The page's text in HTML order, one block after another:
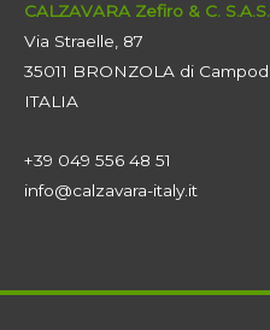
CALZAVARA Zefiro & C. S.A.S.
Via Straelle, 87
35011 BRONZOLA di
ITALIA
+39 049 556 48 51
info@calzavara-italy.it